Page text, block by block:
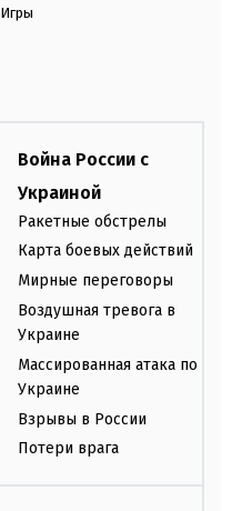
Игры
Война России с
Украиной
Ракетные обстрелы
Карта боевых действий
Мирные переговоры
Воздушная тревога в
Украине
Массированная атака по
Украине
Взрывы в России
Потери врага